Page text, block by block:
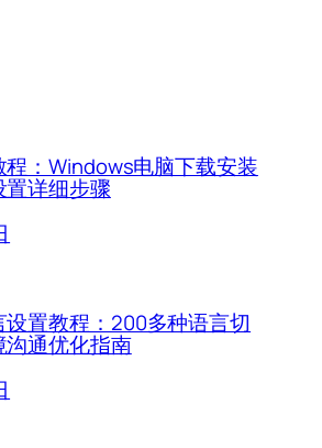
：Windows电脑下载安装
详细步骤
置教程：200多种语言切
通优化指南